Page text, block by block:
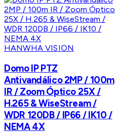
HANWHA VISION
Domo IP PTZ
Antivandálico 2MP / 100m
IR / Zoom Óptico 25X /
H.265 & WiseStream /
WDR 120DB / IP66 / IK10 /
NEMA 4X